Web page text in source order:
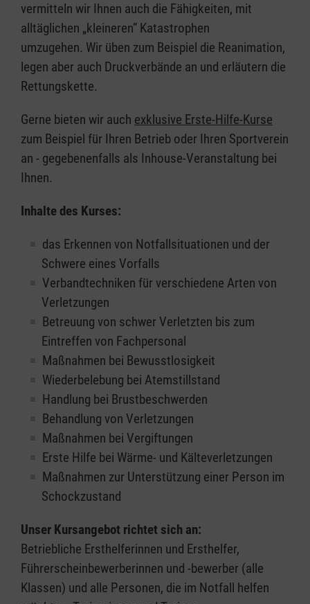
vermitteln wir Ihnen auch die Fähigkeiten, mit
alltäglichen „kleineren” Katastrophen
umzugehen. Wir üben zum Beispiel die Reanimation,
legen aber auch Druckverbände an und erläutern die
Rettungskette.
Gerne bieten wir auch exklusive Erste-Hilfe-Kurse
zum Beispiel für Ihren Betrieb oder Ihren Sportverein
an - gegebenenfalls als Inhouse-Veranstaltung bei
Ihnen.
Inhalte des Kurses:
das Erkennen von Notfallsituationen und der
Schwere eines Vorfalls
Verbandtechniken für verschiedene Arten von
Verletzungen
Betreuung von schwer Verletzten bis zum
Eintreffen von Fachpersonal
Maßnahmen bei Bewusstlosigkeit
Wiederbelebung bei Atemstillstand
Handlung bei Brustbeschwerden
Behandlung von Verletzungen
Maßnahmen bei Vergiftungen
Erste Hilfe bei Wärme- und Kälteverletzungen
Maßnahmen zur Unterstützung einer Person im
Schockzustand
Unser Kursangebot richtet sich an:
Betriebliche Ersthelferinnen und Ersthelfer,
Führerscheinbewerberinnen und -bewerber (alle
Klassen) und alle Personen, die im Notfall helfen